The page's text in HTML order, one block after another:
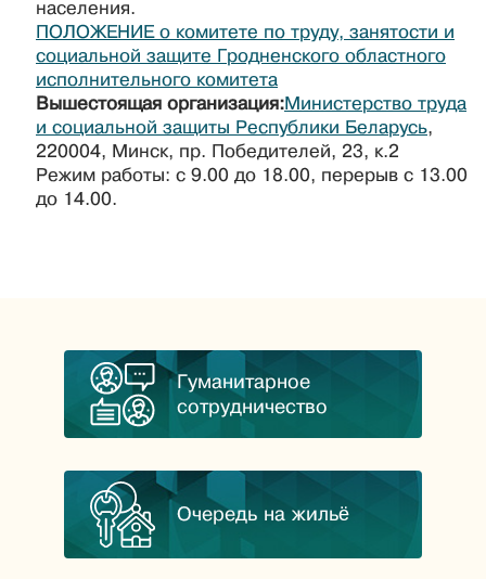
населения.
ПОЛОЖЕНИЕ о комитете по труду, занятости и
социальной защите Гродненского областного
исполнительного комитета
Вышестоящая организация:Министерство труда
и социальной защиты Республики Беларусь,
220004, Минск, пр. Победителей, 23, к.2
Режим работы: с 9.00 до 18.00, перерыв с 13.00
до 14.00.
Гуманитарное
сотрудничество
Очередь на жильё